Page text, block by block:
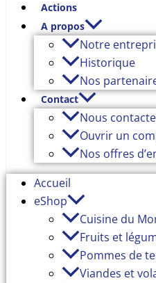
Actions
A propos
Notre
Historique
Nos
Contact
Nous
Ouvrir un
Nos offres
Accueil
eShop
Cuisine du
Fruits et
Pommes de
Viandes et